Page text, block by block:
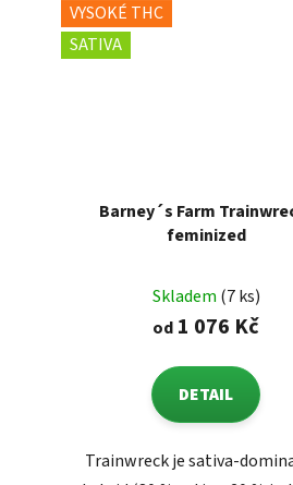
VYSOKÉ THC
SATIVA
Barney´s Farm
feminized
Skladem (7 ks)
od 1 076 Kč
DETAIL
Trainwreck je sativa-